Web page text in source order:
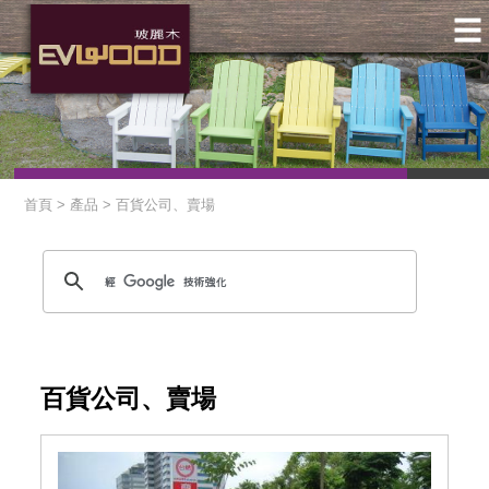
首頁 > 產品 >百貨公司、賣場
百貨公司、賣場